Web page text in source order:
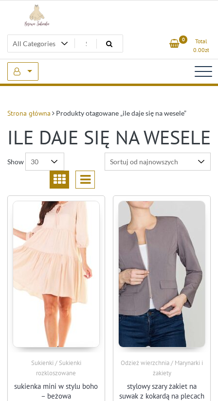
Beżowa Sukienka 0
Total
0.00zł
Strona główna Produkty otagowane „ile daje się na wesele”
ILE DAJE SIĘ NA WESELE
Show
Sukienki / Sukienki
rozkloszowane
sukienka mini w stylu boho
– beżowa
Odzież wierzchnia / Marynarki i
żakiety
stylowy szary żakiet na
suwak z kokardą na plecach